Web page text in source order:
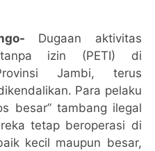
Dugaan aktivitas
tanpa izin (PETI) di
Jambi, terus
Para pelaku
besar” tambang ilegal
tetap beroperasi di
kecil maupun besar,